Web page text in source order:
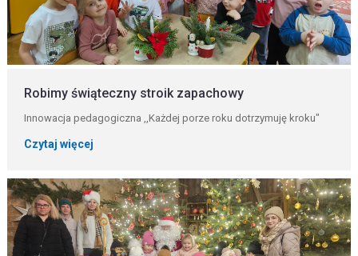
Robimy świąteczny stroik zapachowy
Innowacja pedagogiczna ,,Każdej porze roku dotrzymuję kroku"
Czytaj więcej